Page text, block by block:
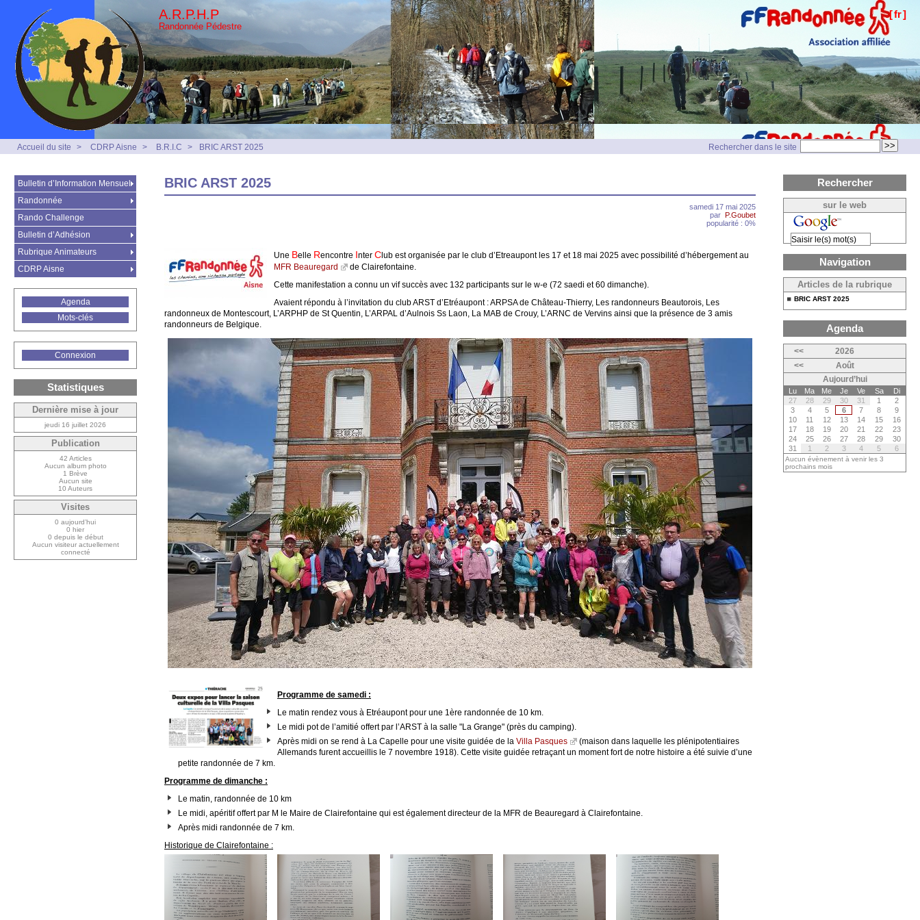
[fr]
A.R.P.H.P
Randonnée Pédestre
Rechercher dans le site
Accueil du site > CDRP Aisne > B.R.I.C > BRIC ARST 2025
BRIC ARST 2025
samedi 17 mai 2025
par P.Goubet
popularité : 0%
Une Belle Rencontre Inter C lub est organisée par le club d’Etreaupont les 17 et 18 mai 2025 avec possibilité d’hébergement au
MFR Beauregard
de Clairefontaine.
Cette manifestation a connu un vif succès avec 132 participants sur le w-e (72 saedi et 60 dimanche).
Avaient répondu à l’invitation du club ARST d’Etréaupont : ARPSA de Château-Thierry, Les randonneurs Beautorois, Les
randonneux de Montescourt, L’ARPHP de St Quentin, L’ARPAL d’Aulnois Ss Laon, La MAB de Crouy, L’ARNC de Vervins ainsi que la présence de 3 amis
randonneurs de Belgique.
Programme de samedi :
Le matin rendez vous à Etréaupont pour une 1ère randonnée de 10 km.
Le midi pot de l’amitié offert par l’ARST à la salle "La Grange" (près du camping).
Après midi on se rend à La Capelle pour une visite guidée de la Villa Pasques
(maison dans laquelle les plénipotentiaires
Allemands furent accueillis le 7 novembre 1918). Cette visite guidée retraçant un moment fort de notre histoire a été suivie d’une
petite randonnée de 7 km.
Programme de dimanche :
Le matin, randonnée de 10 km
Le midi, apéritif offert par M le Maire de Clairefontaine qui est également directeur de la MFR de Beauregard à Clairefontaine.
Après midi randonnée de 7 km.
Historique de Clairefontaine :
Bulletin d’Information Mensuel
Randonnée
Rando Challenge
Bulletin d’Adhésion
Rubrique Animateurs
CDRP Aisne
Agenda
Mots-clés
Connexion
Statistiques
Dernière mise à jour
jeudi 16 juillet 2026
Publication
42 Articles
Aucun album photo
1 Brève
Aucun site
10 Auteurs
Visites
0 aujourd’hui
0 hier
0 depuis le début
Aucun visiteur actuellement
connecté
Rechercher
sur le web
Navigation
Articles de la rubrique
BRIC ARST 2025
Agenda
<<
2026
<<
Août
Aujourd’hui
Lu Ma Me Je Ve Sa
Di
27
28 29 30 31 1
2
3
4 5 6 7 8
9
10
11 12 13 14 15
16
17
18 19 20 21 22
23
24
25 26 27 28 29
30
31
1 2 3 4 5 6
Aucun évènement à venir les 3
prochains mois